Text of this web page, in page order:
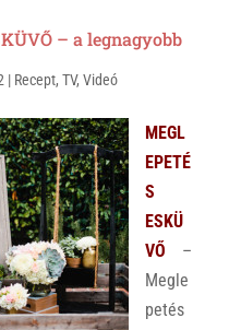
– a legnagyobb
| Recept, TV, Videó
MEGL
EPETÉ
S
ESKÜ
VŐ –
Megle
petés